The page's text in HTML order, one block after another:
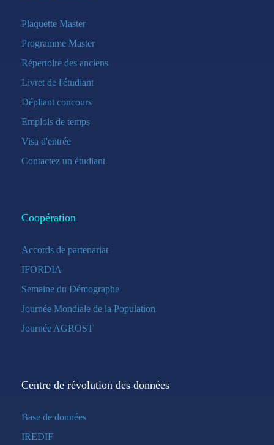
Plaquette Master
Programme Master
Répertoire des anciens
Livret de l'étudiant
Dépliant concours
Emplois de temps
Visa d'entrée
Contactez un étudiant
Coopération
Accords de partenariat
IFORDIA
Semaine du Démographe
Journée Mondiale de la Population
Journée AGROST
Centre de révolution des données
Base de données
IREDIF